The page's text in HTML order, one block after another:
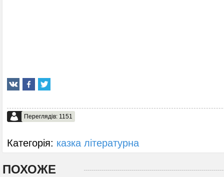
Переглядів: 1151
Категорія: казка літературна
ПОХОЖЕ